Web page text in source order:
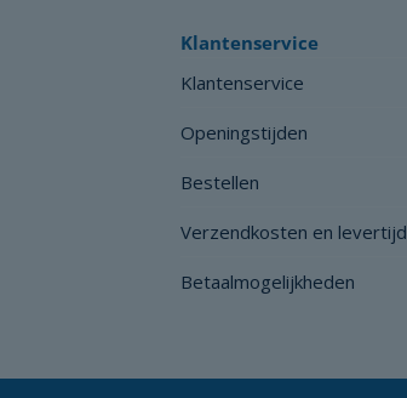
Klantenservice
Klantenservice
Openingstijden
Bestellen
Verzendkosten en levertijd
Betaalmogelijkheden